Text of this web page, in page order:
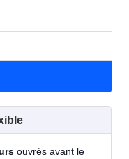
ouvrés avant le